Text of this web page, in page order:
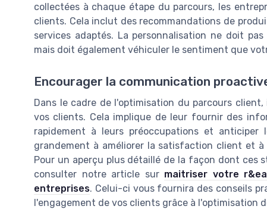
collectées à chaque étape du parcours, les
clients. Cela inclut des recommandations de
services adaptés. La personnalisation ne doit
mais doit également véhiculer le sentiment que
Encourager la communication
Dans le cadre de l'optimisation du parcours
vos clients. Cela implique de leur fournir des
rapidement à leurs préoccupations et anticiper
grandement à améliorer la satisfaction client et
Pour un aperçu plus détaillé de la façon dont ces
consulter notre article sur maitriser votre
entreprises. Celui-ci vous fournira des conseils
l'engagement de vos clients grâce à l'optimisation